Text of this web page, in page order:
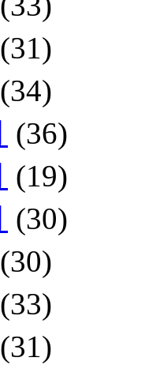
(31)
(34)
(36)
(19)
(30)
(30)
(33)
(31)